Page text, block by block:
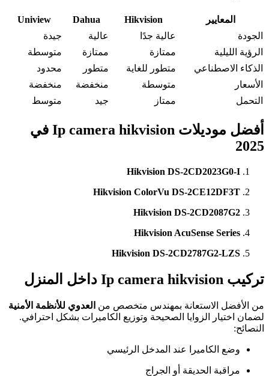
المعايير Hikvision
Dahua
Uniview
الجودة
عالية جدًا عالية
جيدة
الرؤية الليلية
ممتازة ممتازة
متوسطة
الذكاء الاصطناعي
متطور للغاية متطور
محدود
الأسعار
متوسطة منخفضة
منخفضة
التحمل
ممتاز جيد متوسط
أفضل موديلات Ip camera hikvision في
2025
Hikvision DS-2CD2023G0-I
Hikvision ColorVu DS-2CE12DF3T
Hikvision DS-2CD2087G2
Hikvision AcuSense Series
Hikvision DS-2CD2787G2-LZS
تركيب Ip camera hikvision داخل المنزل
من الأفضل الاستعانة بمهندس متخصص من العدوي للأنظمة الأمنية
لضمان اختيار الزوايا الصحيحة وتوزيع الكاميرات بشكل احترافي.
النصائح:
وضع الكاميرا عند المدخل الرئيسي
مراقبة الحديقة أو الجراج